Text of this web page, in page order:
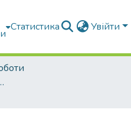
Статистика Увійти
магістрів